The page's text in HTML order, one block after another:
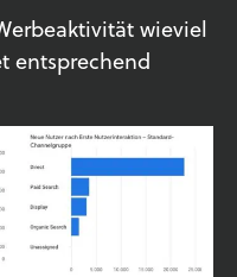
wieviel
entsprechend